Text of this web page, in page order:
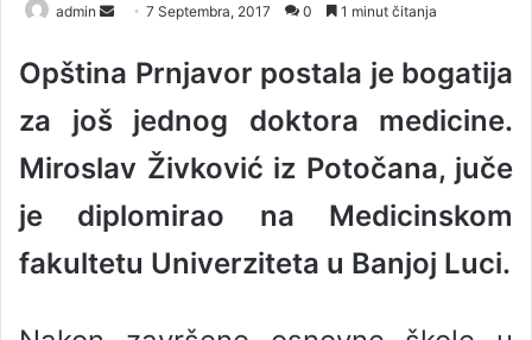
admin
n
e
m
i
7 Septembra, 2017 0 1 minut čitanja
Opština Prnjavor postala je bogatija
za još jednog doktora medicine.
Miroslav Živković iz Potočana, juče
je diplomirao na Medicinskom
fakultetu Univerziteta u Banjoj Luci.